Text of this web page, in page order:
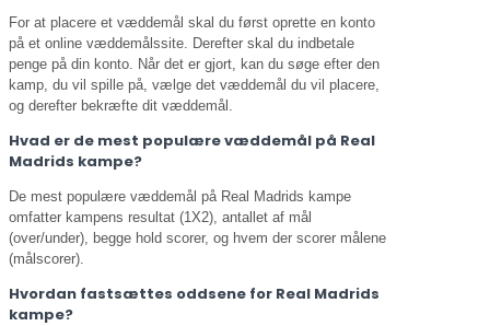
For at placere et væddemål skal du først oprette en konto
på et online væddemålssite. Derefter skal du indbetale
penge på din konto. Når det er gjort, kan du søge efter den
kamp, du vil spille på, vælge det væddemål du vil placere,
og derefter bekræfte dit væddemål.
Hvad er de mest populære væddemål på Real
Madrids kampe?
De mest populære væddemål på Real Madrids kampe
omfatter kampens resultat (1X2), antallet af mål
(over/under), begge hold scorer, og hvem der scorer målene
(målscorer).
Hvordan fastsættes oddsene for Real Madrids
kampe?